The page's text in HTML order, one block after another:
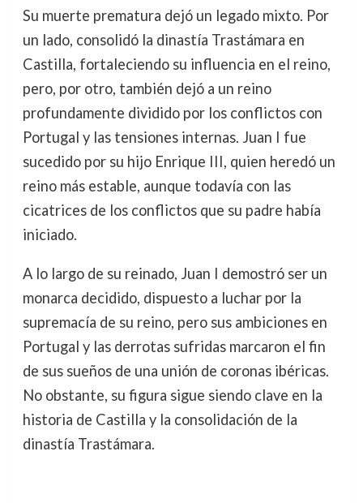
Su muerte prematura dejó un legado mixto. Por
un lado, consolidó la dinastía Trastámara en
Castilla, fortaleciendo su influencia en el reino,
pero, por otro, también dejó a un reino
profundamente dividido por los conflictos con
Portugal y las tensiones internas. Juan I fue
sucedido por su hijo Enrique III, quien heredó un
reino más estable, aunque todavía con las
cicatrices de los conflictos que su padre había
iniciado.
A lo largo de su reinado, Juan I demostró ser un
monarca decidido, dispuesto a luchar por la
supremacía de su reino, pero sus ambiciones en
Portugal y las derrotas sufridas marcaron el fin
de sus sueños de una unión de coronas ibéricas.
No obstante, su figura sigue siendo clave en la
historia de Castilla y la consolidación de la
dinastía Trastámara.